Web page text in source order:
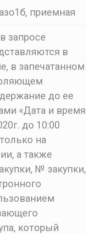
приемная
запросе
в
в запечатанном
до ее
«Дата и время
до 10:00
на
а также
№ закупки,
который